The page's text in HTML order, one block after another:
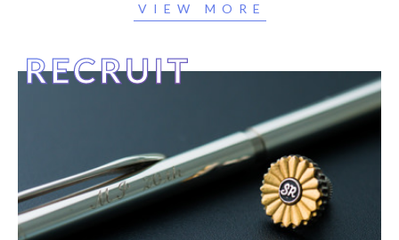
VIEW MORE